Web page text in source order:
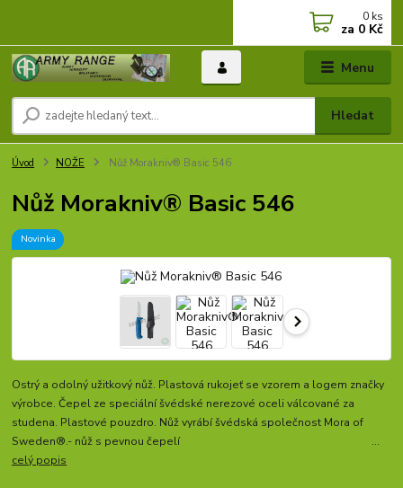
Menu
Hledat
0 ks
za 0 Kč
Úvod NOŽE Nůž Morakniv® Basic 546
Nůž Morakniv® Basic 546
Novinka
Ostrý a odolný užitkový nůž. Plastová rukojeť se vzorem a logem značky
výrobce. Čepel ze speciální švédské nerezové oceli válcované za
studena. Plastové pouzdro. Nůž vyrábí švédská společnost Mora of
Sweden®.- nůž s pevnou čepelí ...
celý popis